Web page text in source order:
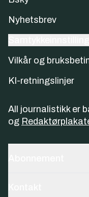
Nyhetsbrev
Vilkår og
KI-retningslinjer
All journalistikk er
og